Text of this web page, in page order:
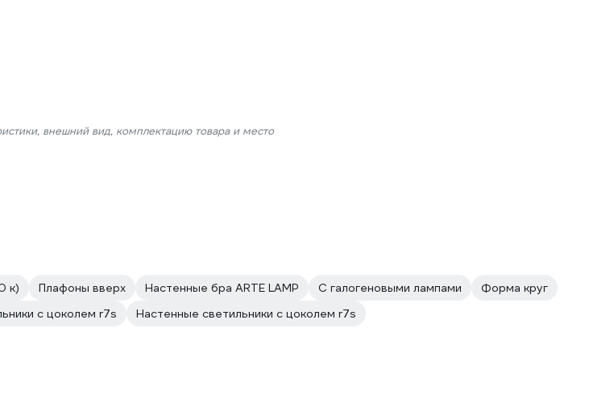
внешний вид, комплектацию товара и место
к) Плафоны вверх Настенные бра ARTE LAMP С галогеновыми лампами
Форма круг
с цоколем r7s Настенные светильники с цоколем r7s